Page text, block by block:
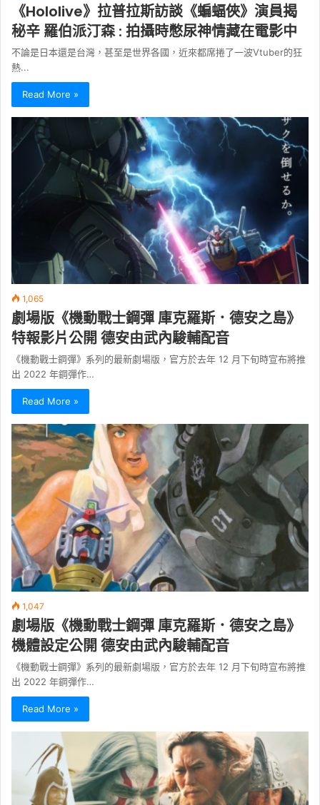
《Hololive》拉普拉斯訪談《蝙蝠俠》演員揭
秘辛 羅伯派汀森 : 拍攝時憋尿神情藏在電影中
不論是日本還是台灣，甚至是世界各國，近來都席捲了一波Vtuber的狂
熱...
Read More »
1,065
劇場版《機動戰士鋼彈 庫克羅斯．德安之島》
特報影片公開 德安由武內駿輔配音
《機動戰士鋼彈》系列的最新劇場版，官方於去年 12 月下旬時宣布將推
出 2022 年鋼彈作…
Read More »
1,047
劇場版《機動戰士鋼彈 庫克羅斯．德安之島》
機體設定公開 德安由武內駿輔配音
《機動戰士鋼彈》系列的最新劇場版，官方於去年 12 月下旬時宣布將推
出 2022 年鋼彈作…
Read More »